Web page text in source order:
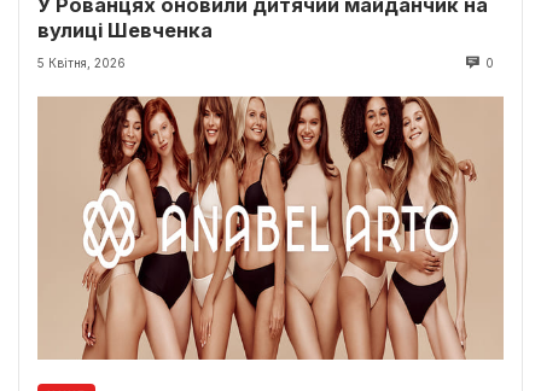
У Рованцях оновили дитячий майданчик на
вулиці Шевченка
5 Квітня, 2026 0